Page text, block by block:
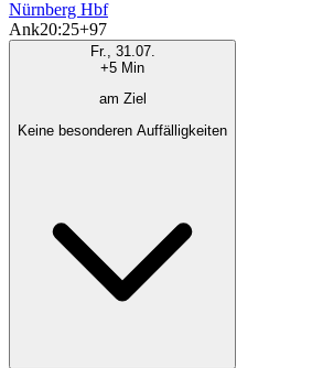
Nürnberg Hbf
Ank20:25+97
Fr., 31.07.
+5 Min
am Ziel
Keine besonderen Auffälligkeiten